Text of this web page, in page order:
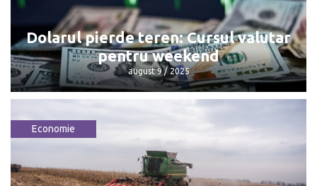
Benzina și motorina se scumpesc ușor
februarie 4 / 2026
Dolarul pierde teren: Cursul valutar
pentru weekend
august 9 / 2025
Dolarul pierde teren: Cursul valutar
pentru weekend
august 9 / 2025
Economie